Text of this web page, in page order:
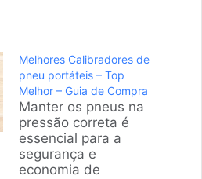
Melhores Calibradores de
pneu portáteis – Top
Melhor – Guia de Compra
Manter os pneus na
pressão correta é
essencial para a
segurança e
economia de